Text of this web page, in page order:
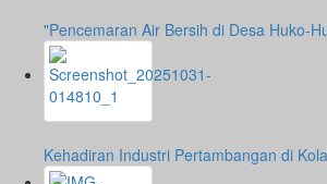
"Pencemaran Air Bersih di Desa Huko-
Kehadiran Industri Pertambangan di